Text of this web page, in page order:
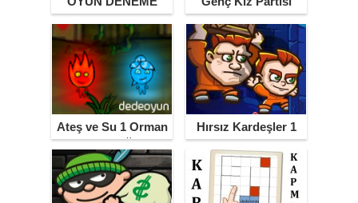
Ateş ve Su 1 Orman
Tapınağı
Hırsız Kardeşler 1